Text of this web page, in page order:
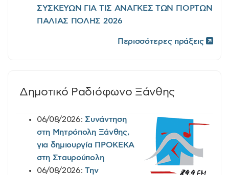
ΣΥΣΚΕΥΩΝ ΓΙΑ ΤΙΣ ΑΝΑΓΚΕΣ ΤΩΝ ΓΙΟΡΤΩΝ
ΠΑΛΙΑΣ ΠΟΛΗΣ 2026
Περισσότερες πράξεις
Δημοτικό Ραδιόφωνο Ξάνθης
06/08/2026: Συνάντηση
στη Μητρόπολη Ξάνθης,
για δημιουργία ΠΡΟΚΕΚΑ
στη Σταυρούπολη
06/08/2026:Την